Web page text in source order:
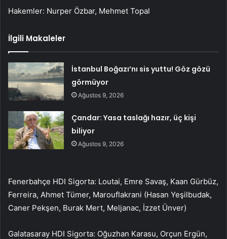
Hakemler: Nurper Özbar, Mehmet Topal
İlgili Makaleler
İstanbul Boğazı’nı sis yuttu! Göz gözü
görmüyor
Ağustos 9, 2026
Çandar: Yasa taslağı hazır, üç kişi
biliyor
Ağustos 9, 2026
Fenerbahçe HDI Sigorta: Loutai, Emre Savaş, Kaan Gürbüz,
Ferreira, Ahmet Tümer, Marouflakrani (Hasan Yeşilbudak,
Caner Pekşen, Burak Mert, Meljanac, İzzet Ünver)
Galatasaray HDI Sigorta: Oğuzhan Karasu, Orçun Ergün,